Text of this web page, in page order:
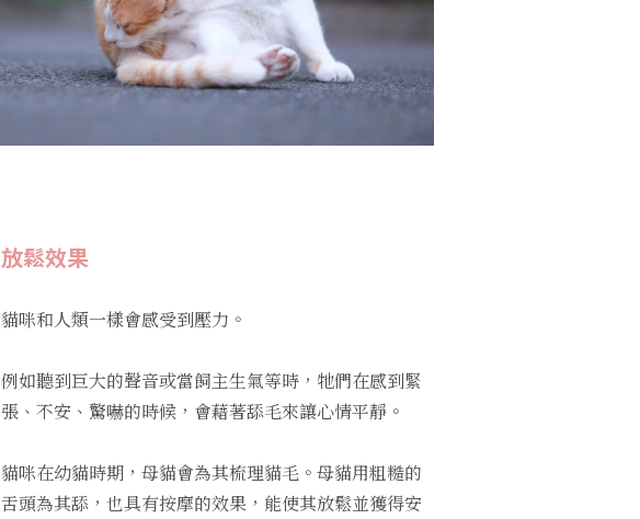
放鬆效果
貓咪和人類一樣會感受到壓力。
例如聽到巨大的聲音或當飼主生氣等時，牠們在感到緊
張、不安、驚嚇的時候，會藉著舔毛來讓心情平靜。
貓咪在幼貓時期，母貓會為其梳理貓毛。母貓用粗糙的
舌頭為其舔，也具有按摩的效果，能使其放鬆並獲得安